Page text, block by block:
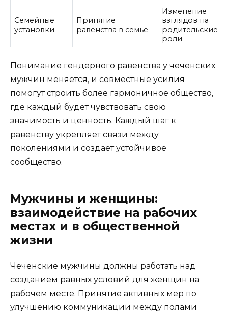
Семейные
установки
Принятие
равенства в семье
Изменение
взглядов на
родительские
роли
Понимание гендерного равенства у чеченских
мужчин меняется, и совместные усилия
помогут строить более гармоничное общество,
где каждый будет чувствовать свою
значимость и ценность. Каждый шаг к
равенству укрепляет связи между
поколениями и создает устойчивое
сообщество.
Мужчины и женщины:
взаимодействие на рабочих
местах и в общественной
жизни
Чеченские мужчины должны работать над
созданием равных условий для женщин на
рабочем месте. Принятие активных мер по
улучшению коммуникации между полами